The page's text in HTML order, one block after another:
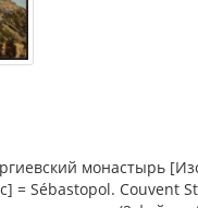
монастырь
= Sébastopol. Couvent